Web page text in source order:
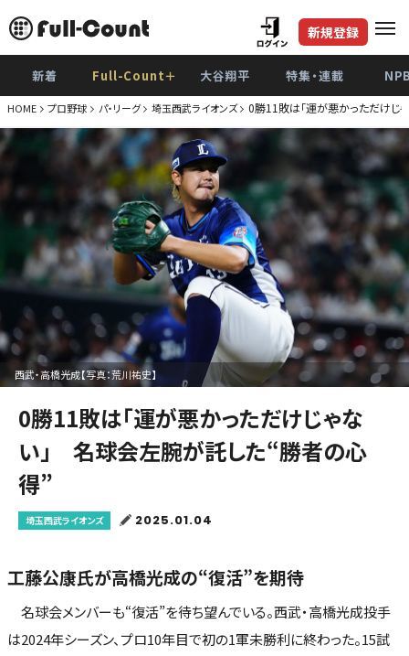
新規登録
新着 Full-Count＋ 大谷翔平 特集・連載
HOME プロ野球 パ・リーグ 埼玉西武ライオンズ 0勝11敗は「運が悪かっただけ
西武・高橋光成【写真：荒川祐史】
0勝11敗は「運が悪かっただけじゃな
い」 名球会左腕が託した“勝者の心
得”
埼玉西武ライオンズ 2025.01.04
工藤公康氏が高橋光成の“復活”を期待
名球会メンバーも“復活”を待ち望んでいる。西武・高橋光成投手
は2024年シーズン、プロ10年目で初の1軍未勝利に終わった。15試